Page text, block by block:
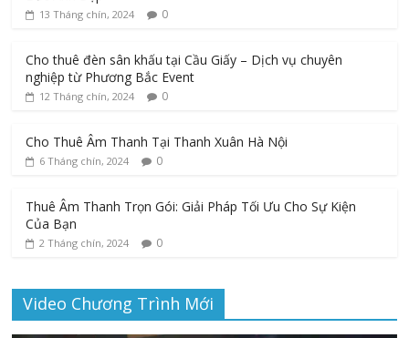
13 Tháng chín, 2024 0
Cho thuê đèn sân khấu tại Cầu Giấy – Dịch vụ chuyên
nghiệp từ Phương Bắc Event
12 Tháng chín, 2024 0
Cho Thuê Âm Thanh Tại Thanh Xuân Hà Nội
6 Tháng chín, 2024 0
Thuê Âm Thanh Trọn Gói: Giải Pháp Tối Ưu Cho Sự Kiện
Của Bạn
2 Tháng chín, 2024 0
Video Chương Trình Mới